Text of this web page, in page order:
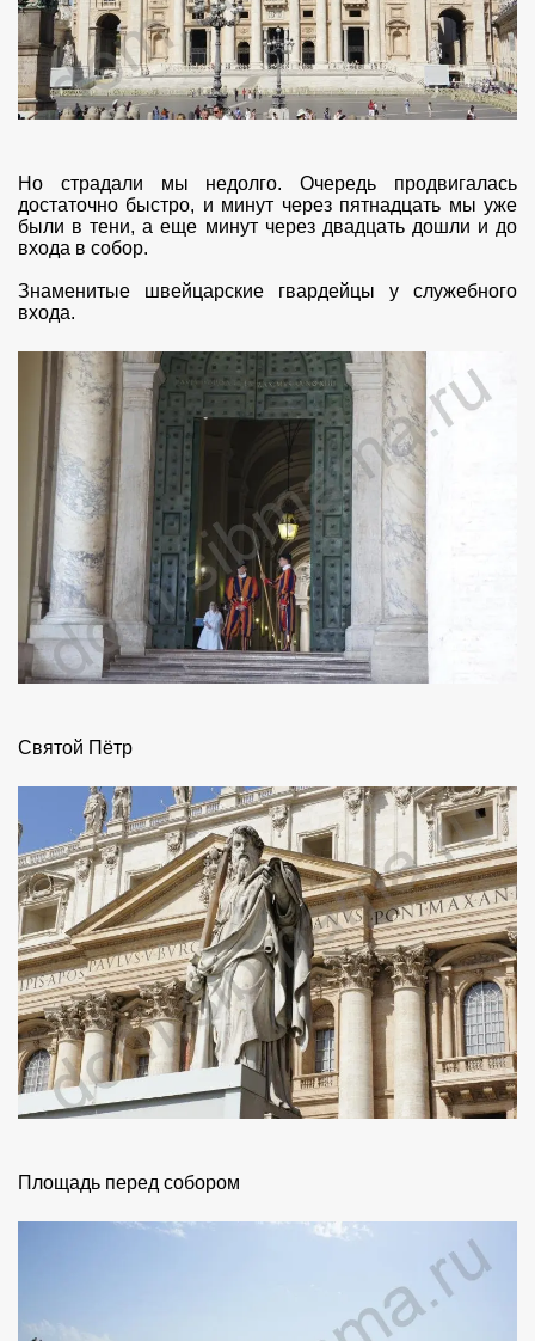
Но страдали мы недолго. Очередь продвигалась
достаточно быстро, и минут через пятнадцать мы уже
были в тени, а еще минут через двадцать дошли и до
входа в собор.
Знаменитые швейцарские гвардейцы у служебного
входа.
Святой Пётр
Площадь перед собором